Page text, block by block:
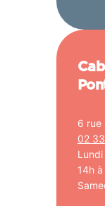
6 rue
02
14h